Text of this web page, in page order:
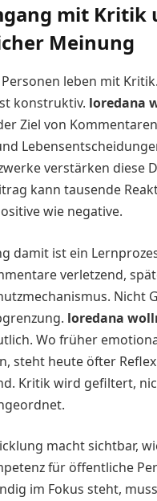
mit Kritik
Meinung
leben mit
konstruktiv. loredana
Ziel von
verstärken diese
kann tausende
wie negative.
damit ist ein
verletzend,
Nicht
loredana
Wo früher
steht heute öfter
Kritik wird gefiltert,
macht sichtbar,
für öffentliche
im Fokus steht,